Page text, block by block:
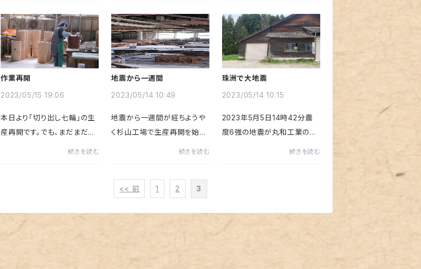
り酷かったので「修理して使用
する」と決めたもののどうなる
事かと心配してましたが…良
い意味で取...
は2度の激しい揺れに耐え切
れず一部破損してしまってい
ました。本社工場の方は建物
も新焼き窯も前記...
りました。地震で窯の上に崩落
していた屋根部分とまわりの
建物部分を撤去して頂きまし
た。少しづつです...
作業再開
2023/05/15 19:06
本日より「切り出し七輪」の生
産再開です。でも、まだまだ
続きを読む
地震から一週間
2023/05/14 10:49
地震から一週間が経ちようや
く杉山工場で生産再開を始め
しなんとか月曜から仕上げ作
続きを読む
珠洲で大地震
2023/05/14 10:15
2023年5月5日14時42分震
度6強の地震が丸和工業のあ
続きを読む
<< 前 1 2 3